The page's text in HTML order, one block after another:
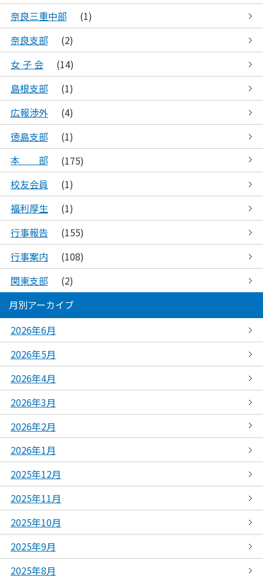
奈良三重中部
(1)
奈良支部
(2)
女 子 会
(14)
島根支部
(1)
広報渉外
(4)
徳島支部
(1)
本 部
(175)
校友会員
(1)
福利厚生
(1)
行事報告
(155)
行事案内
(108)
関東支部
(2)
月別アーカイブ
2026年6月
2026年5月
2026年4月
2026年3月
2026年2月
2026年1月
2025年12月
2025年11月
2025年10月
2025年9月
2025年8月